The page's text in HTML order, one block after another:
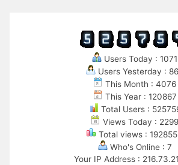
Users Today : 1071
Users Yesterday :
This Month : 4076
This Year : 120867
Total Users :
Views Today : 2299
Total views :
Who's Online : 7
Your IP Address :